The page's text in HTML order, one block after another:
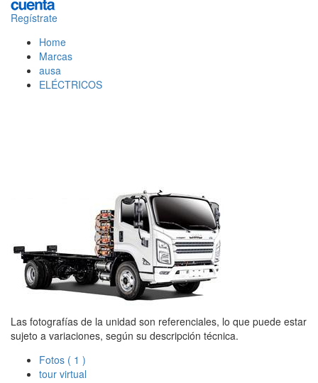
Regístrate
Home
Marcas
ausa
ELÉCTRICOS
Las fotografías de la unidad son referenciales, lo que puede estar
sujeto a variaciones, según su descripción técnica.
Fotos ( 1 )
tour virtual